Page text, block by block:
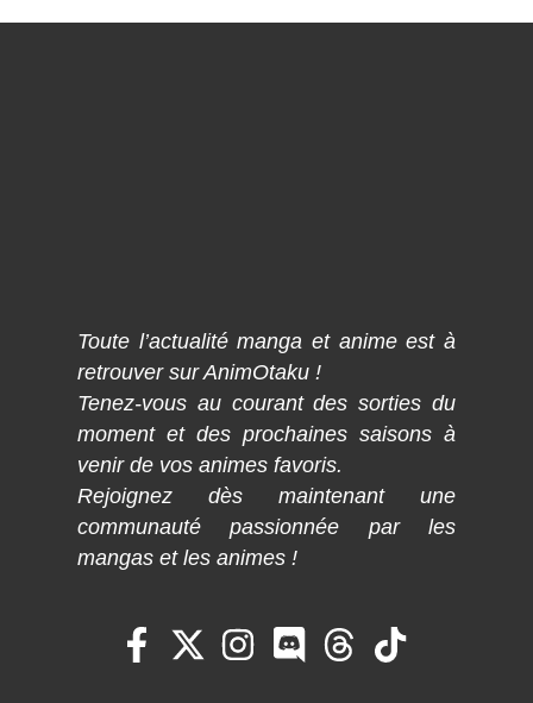
Toute l’actualité manga et anime est à
retrouver sur AnimOtaku !
Tenez-vous au courant des sorties du
moment et des prochaines saisons à
venir de vos animes favoris.
Rejoignez dès maintenant une
communauté passionnée par les
mangas et les animes !